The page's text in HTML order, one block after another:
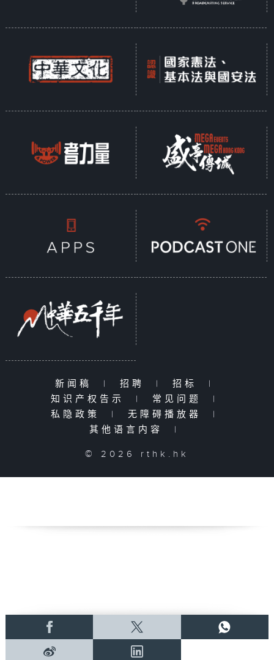
新闻稿 | 招聘 | 招标
|
知识产权告示
| 常见问题
|
私隐政策
| 无障碍播放器
|
其他语言内容
|
© 2026 rthk.hk